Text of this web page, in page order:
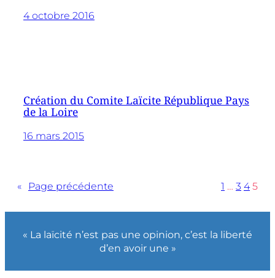
4 octobre 2016
Création du Comite Laïcite République Pays
de la Loire
16 mars 2015
« Page précédente 1 … 3 4 5
« La laïcité n’est pas une opinion, c’est la liberté
d’en avoir une »